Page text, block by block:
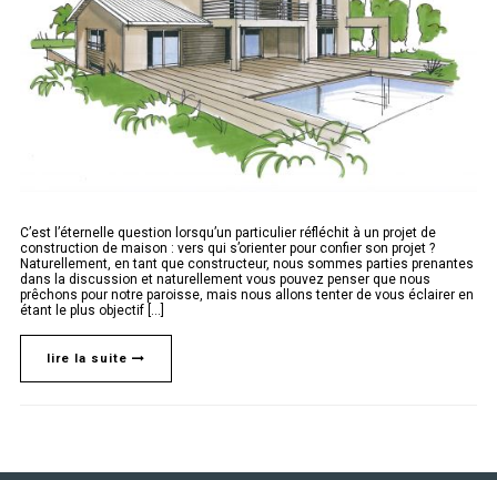
C’est l’éternelle question lorsqu’un particulier réfléchit à un projet de
construction de maison : vers qui s’orienter pour confier son projet ?
Naturellement, en tant que constructeur, nous sommes parties prenantes
dans la discussion et naturellement vous pouvez penser que nous
prêchons pour notre paroisse, mais nous allons tenter de vous éclairer en
étant le plus objectif [...]
lire la suite